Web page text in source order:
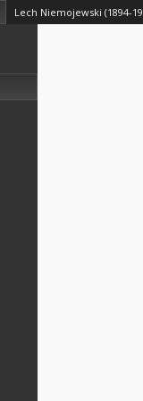
Lech Niemojewski (1894-